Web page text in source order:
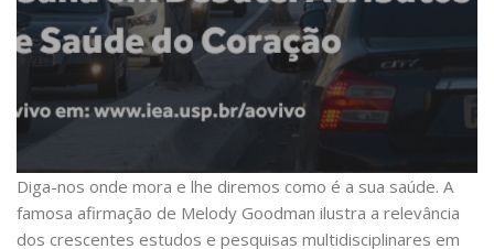
Diga-nos onde mora e lhe diremos como é a sua saúde. A
famosa afirmação de Melody Goodman ilustra a relevância
dos crescentes estudos e pesquisas multidisciplinares em